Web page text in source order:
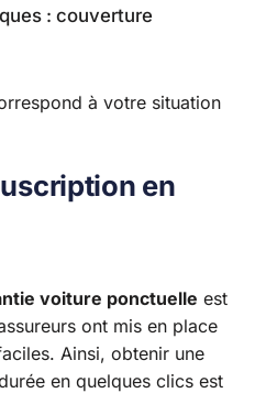
: couverture
à votre situation
en
voiture ponctuelle est
ont mis en place
Ainsi, obtenir une
en quelques clics est